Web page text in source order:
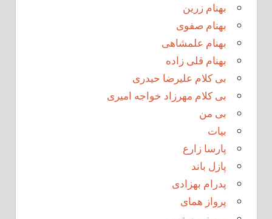
بهنام زرین
بهنام صفوی
بهنام علمشاهی
بهنام قلی زاده
بی کلام علیرضا حیدری
بی کلام مهرزاد خواجه امیری
بی من
بیات
پارسا زارع
پازل باند
پدرام بهزادی
پرواز همای